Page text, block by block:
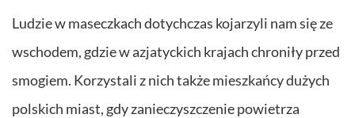
Ludzie w maseczkach dotychczas kojarzyli nam się ze
wschodem, gdzie w azjatyckich krajach chroniły przed
smogiem. Korzystali z nich także mieszkańcy dużych
polskich miast, gdy zanieczyszczenie powietrza